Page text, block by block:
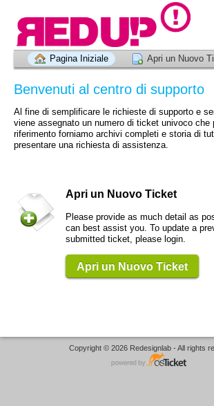
Pagina Iniziale Apri un Nuovo
Benvenuti al centro di supporto
Al fine di semplificare le richieste di supporto e
viene assegnato un numero di ticket univoco
riferimento forniamo archivi completi e storia di
presentare una richiesta di assistenza.
Apri un Nuovo Ticket
Please provide as much detail as
can best assist you. To update a
submitted ticket, please login.
Apri un Nuovo Ticket
Copyright © 2026 Redesignlab - All rights